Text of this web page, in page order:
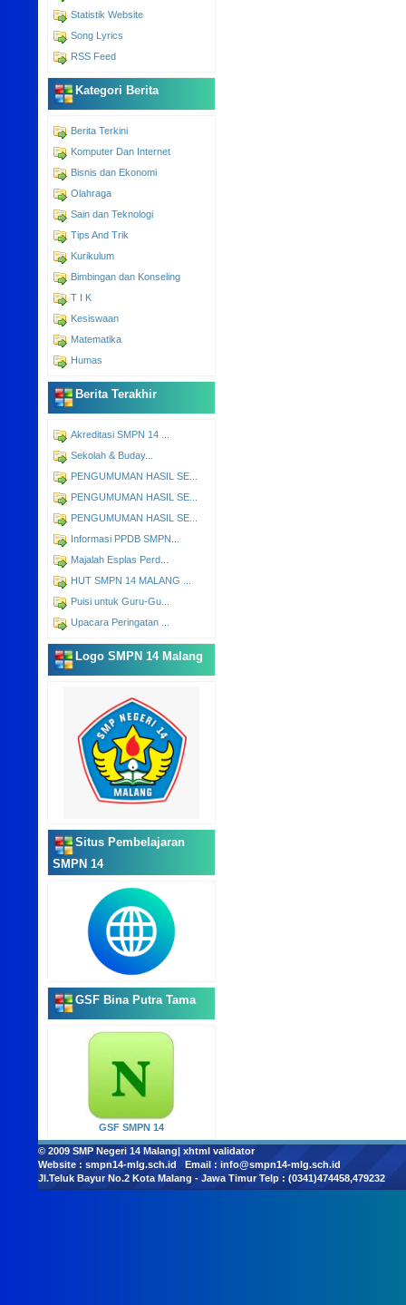
Statistik Website
Song Lyrics
RSS Feed
Kategori Berita
Berita Terkini
Komputer Dan Internet
Bisnis dan Ekonomi
Olahraga
Sain dan Teknologi
Tips And Trik
Kurikulum
Bimbingan dan Konseling
T I K
Kesiswaan
Matematika
Humas
Berita Terakhir
Akreditasi SMPN 14 ...
Sekolah & Buday...
PENGUMUMAN HASIL SE...
PENGUMUMAN HASIL SE...
PENGUMUMAN HASIL SE...
Informasi PPDB SMPN...
Majalah Esplas Perd...
HUT SMPN 14 MALANG ...
Puisi untuk Guru-Gu...
Upacara Peringatan ...
Logo SMPN 14 Malang
Situs Pembelajaran
SMPN 14
GSF Bina Putra Tama
GSF SMPN 14
© 2009 SMP Negeri 14 Malang xhtml validator
Website : smpn14-mlg.sch.id Email : info@smpn14-mlg.sch.id
Jl.Teluk Bayur No.2 Kota Malang - Jawa Timur Telp : (0341)474458,479232